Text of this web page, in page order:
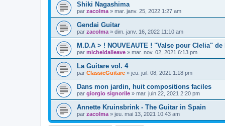
Shiki Nagashima
par zacolma » mar. janv. 25, 2022 1:27 am
Gendai Guitar
par zacolma » dim. janv. 16, 2022 11:10 am
M.D.A > ! NOUVEAUTE ! "Valse pour Clelia"
par micheldalleave » mar. nov. 02, 2021 6:13 pm
La Guitare vol. 4
par ClassicGuitare » jeu. juil. 08, 2021 1:18 pm
Dans mon jardin, huit compositions faciles
par giorgio signorile » mar. juin 22, 2021 2:20 pm
Annette Kruinsbrink - The Guitar in Spain
par zacolma » jeu. mai 13, 2021 10:43 am